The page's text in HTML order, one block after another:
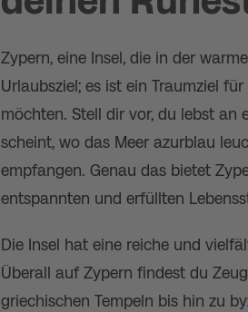
Zypern, eine Insel, die in der
Urlaubsziel; es ist ein Traumziel
möchten. Stell dir vor, du lebst an
scheint, wo das Meer azurblau
empfangen. Genau das bietet
entspannten und erfüllten
Die Insel hat eine reiche und
Überall auf Zypern findest du
griechischen Tempeln bis hin zu